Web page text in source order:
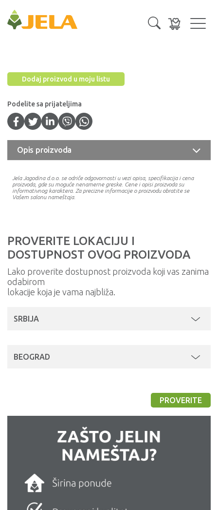
Dodaj proizvod u moju listu
Podelite sa prijateljima
Opis proizvoda
Jela Jagodina d.o.o. se odriče odgovornosti u vezi opisa, specifikacija i cena
proizvoda, gde su moguće nenamerne greske. Cene i opisi proizvoda su
informativnog karaktera. Za precizne informacije o proizvodu obratite se
Vašem salonu nameštaja.
PROVERITE LOKACIJU I
DOSTUPNOST OVOG PROIZVODA
Lako proverite dostupnost proizvoda koji vas zanima
odabirom
lokacije koja je vama najbliža.
SRBIJA
BEOGRAD
PROVERITE